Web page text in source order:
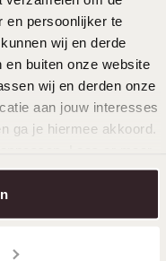
en persoonlijker te
wij en derde
en buiten onze website
wij en derden onze
aan jouw interesses
ga je hiermee akkoord.